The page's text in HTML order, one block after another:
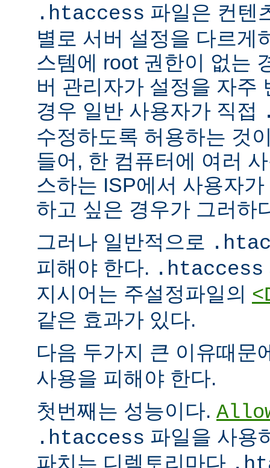
.htaccess 파일은 컨텐
별로 서버 설정을 다르게
스템에 root 권한이 없는
버 관리자가 설정을 자주
경우 일반 사용자가 직접
수정하도록 허용하는 것
들어, 한 컴퓨터에 여러
스하는 ISP에서 사용자
하고 싶은 경우가 그러하
그러나 일반적으로
피해야 한다. .htaccess
지시어는 주설정파일의
같은 효과가 있다.
다음 두가지 큰 이유때문
사용을 피해야 한다.
첫번째는 성능이다.
.htaccess 파일을 사용
파치는 디렉토리마다